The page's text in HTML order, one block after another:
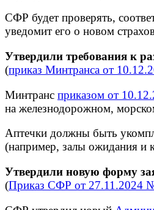
СФР будет проверять,
уведомит его о новом
Утвердили требования к
(приказ Минтранса от
Минтранс приказом от
на железнодорожном,
Аптечки должны быть
(например, залы ожидания и
Утвердили новую форму
(Приказ СФР от 27.11.2024